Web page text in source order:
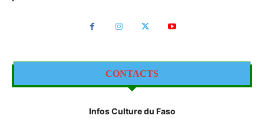
CONTACTS
Infos Culture du Faso